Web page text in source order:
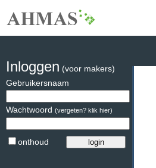
Inloggen (voor makers)
Gebruikersnaam
Wachtwoord (vergeten? klik hier)
onthoud